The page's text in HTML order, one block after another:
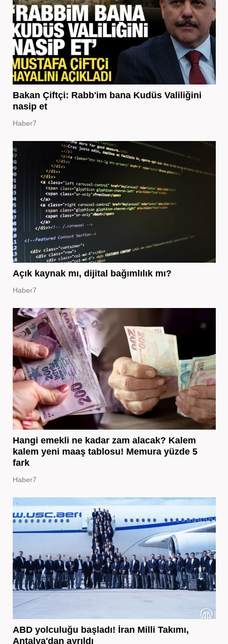
Bakan Çiftçi: Rabb'im bana Kudüs Valiliğini
nasip et
Haber7
Açık kaynak mı, dijital bağımlılık mı?
Haber7
Hangi emekli ne kadar zam alacak? Kalem
kalem yeni maaş tablosu! Memura yüzde 5
fark
Haber7
ABD yolculuğu başladı! İran Milli Takımı,
Antalya'dan ayrıldı